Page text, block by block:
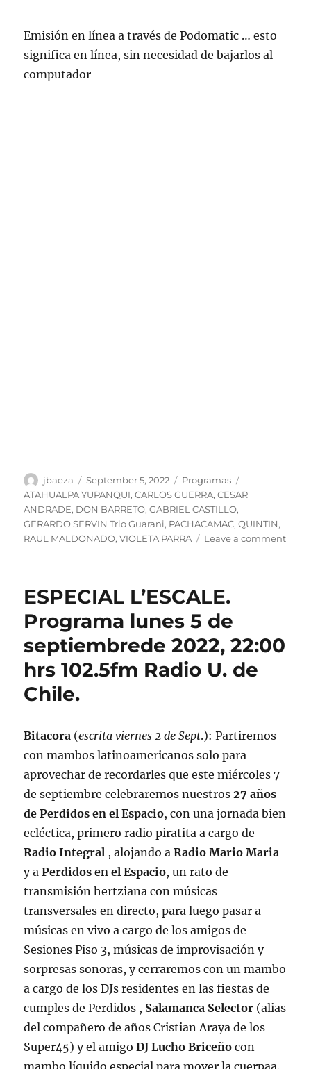
Emisión en lí­nea a través de Podomatic … esto
significa en lí­nea, sin necesidad de bajarlos al
computador
Author
jbaeza
Posted
on
September 5, 2022 Categories
Programas
ATAHUALPA YUPANQUI,CARLOS GUERRA,CESAR
ANDRADE, DON BARRETO,GABRIEL CASTILLO,
GERARDO SERVIN Trio Guarani, PACHACAMAC,QUINTIN,
RAUL MALDONADO,VIOLETA PARRA Leave a commenton
ESPECIAL L’ESCALE.
Programa lunes 5 de
septiembrede 2022, 22:00
hrs 102.5fm Radio U. de
Chile.
Bitacora (escrita viernes 2 de Sept.): Partiremos
con mambos latinoamericanos solo para
aprovechar de recordarles que este miércoles 7
de septiembre celebraremos nuestros27 años
de Perdidos en el Espacio, con una jornada bien
ecléctica, primero radio piratita a cargo de
Radio Integral , alojando aRadio Mario Maria
y aPerdidos en el Espacio, un rato de
transmisión hertziana con músicas
transversales en directo, para luego pasar a
músicas en vivo a cargo de los amigos de
Sesiones Piso 3, músicas de improvisación y
sorpresas sonoras, y cerraremos con un mambo
a cargo de los DJs residentes en las fiestas de
cumples de Perdidos , Salamanca Selector (alias
del compañero de años Cristian Araya de los
Super45) y el amigoDJ Lucho Briceñocon